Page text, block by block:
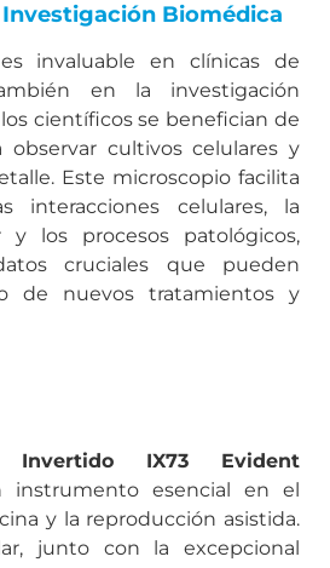
Biomédica
invaluable en clínicas de
en la investigación
científicos se benefician de
observar cultivos celulares y
Este microscopio facilita
interacciones celulares, la
y los procesos patológicos,
cruciales que pueden
de nuevos tratamientos y
Invertido IX73 Evident
instrumento esencial en el
y la reproducción asistida.
junto con la excepcional